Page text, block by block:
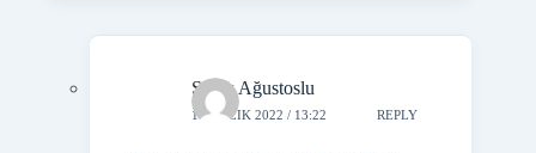
Şafak Ağustoslu
1 ARALIK 2022 / 13:22 REPLY